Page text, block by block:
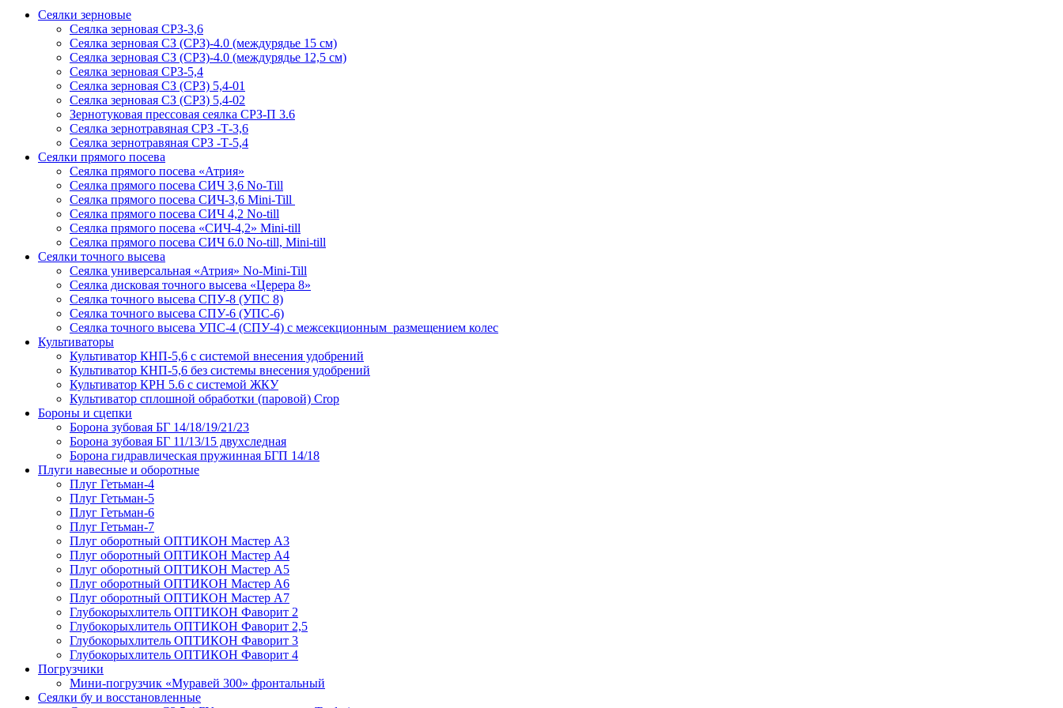
Сеялки зерновые
Сеялка зерновая СРЗ-3,6
Сеялка зерновая СЗ (СРЗ)-4.0 (междурядье 15 см)
Сеялка зерновая СЗ (СРЗ)-4.0 (междурядье 12,5 см)
Сеялка зерновая СРЗ-5,4
Сеялка зерновая СЗ (СРЗ) 5,4-01
Сеялка зерновая СЗ (СРЗ) 5,4-02
Зернотуковая прессовая сеялка СРЗ-П 3.6
Сеялка зернотравяная СРЗ -Т-3,6
Сеялка зернотравяная СРЗ -Т-5,4
Сеялки прямого посева
Сеялка прямого посева «Атрия»
Сеялка прямого посева СИЧ 3,6 No-Till
Сеялка прямого посева СИЧ-3,6 Mini-Till
Сеялка прямого посева СИЧ 4,2 No-till
Сеялка прямого посева «СИЧ-4,2» Mini-till
Сеялка прямого посева СИЧ 6.0 No-till, Mini-till
Сеялки точного высева
Сеялка универсальная «Атрия» No-Mini-Till
Сеялка дисковая точного высева «Церера 8»
Сеялка точного высева СПУ-8 (УПС 8)
Сеялка точного высева СПУ-6 (УПС-6)
Сеялка точного высева УПС-4 (СПУ-4) с межсекционным размещением колес
Культиваторы
Культиватор КНП-5,6 с системой внесения удобрений
Культиватор КНП-5,6 без системы внесения удобрений
Культиватор КРН 5.6 с системой ЖКУ
Культиватор сплошной обработки (паровой) Crop
Бороны и сцепки
Борона зубовая БГ 14/18/19/21/23
Борона зубовая БГ 11/13/15 двухследная
Борона гидравлическая пружинная БГП 14/18
Плуги навесные и оборотные
Плуг Гетьман-4
Плуг Гетьман-5
Плуг Гетьман-6
Плуг Гетьман-7
Плуг оборотный ОПТИКОН Мастер А3
Плуг оборотный ОПТИКОН Мастер А4
Плуг оборотный ОПТИКОН Мастер А5
Плуг оборотный ОПТИКОН Мастер А6
Плуг оборотный ОПТИКОН Мастер А7
Глубокорыхлитель ОПТИКОН Фаворит 2
Глубокорыхлитель ОПТИКОН Фаворит 2,5
Глубокорыхлитель ОПТИКОН Фаворит 3
Глубокорыхлитель ОПТИКОН Фаворит 4
Погрузчики
Мини-погрузчик «Муравей 300» фронтальный
Сеялки бу и восстановленные